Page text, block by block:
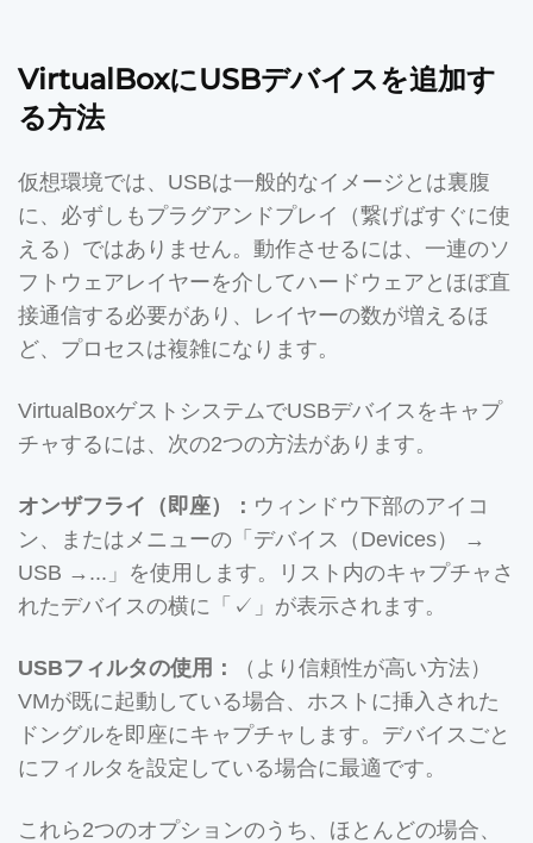
VirtualBoxにUSBデバイスを追加す
る方法
仮想環境では、USBは一般的なイメージとは裏腹
に、必ずしもプラグアンドプレイ（繋げばすぐに使
える）ではありません。動作させるには、一連のソ
フトウェアレイヤーを介してハードウェアとほぼ直
接通信する必要があり、レイヤーの数が増えるほ
ど、プロセスは複雑になります。
VirtualBoxゲストシステムでUSBデバイスをキャプ
チャするには、次の2つの方法があります。
オンザフライ（即座）： ウィンドウ下部のアイコ
ン、またはメニューの「デバイス（Devices） →
USB →...」を使用します。リスト内のキャプチャさ
れたデバイスの横に「✓」が表示されます。
USBフィルタの使用：
（より信頼性が高い方法）
VMが既に起動している場合、ホストに挿入された
ドングルを即座にキャプチャします。デバイスごと
にフィルタを設定している場合に最適です。
これら2つのオプションのうち、ほとんどの場合、